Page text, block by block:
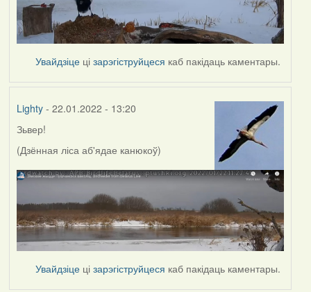
Увайдзіце цізарэгіструйцеся каб пакідаць каментары.
Lighty- 22.01.2022 - 13:20
Зьвер!
(Дзённая ліса аб'ядае канюкоў)
Увайдзіце цізарэгіструйцеся каб пакідаць каментары.